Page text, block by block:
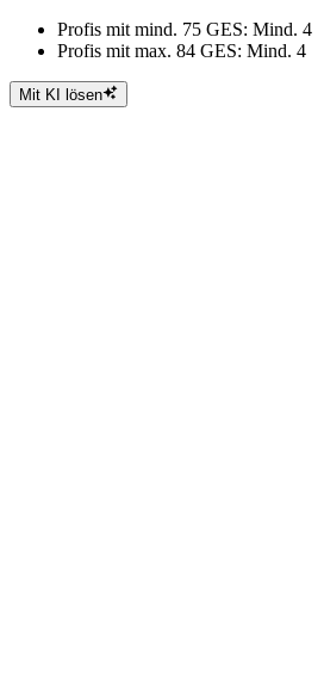
Profis mit mind. 75 GES: Mind. 4
Profis mit max. 84 GES: Mind. 4
Mit KI lösen